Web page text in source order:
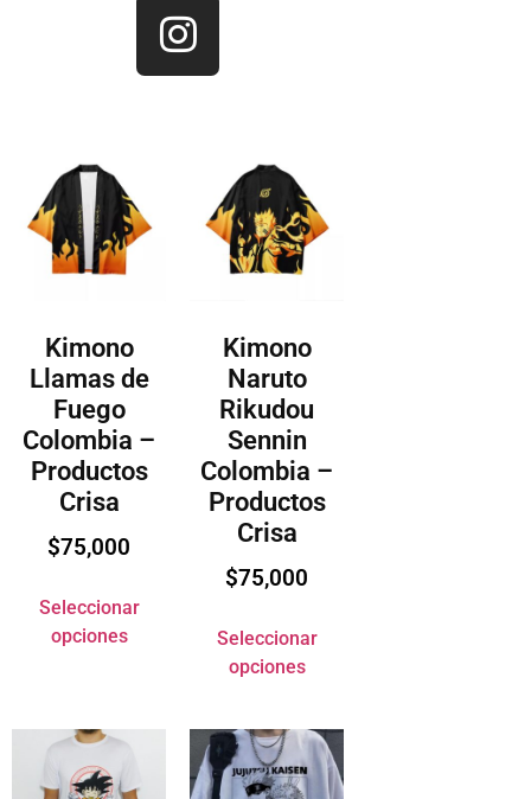
Kimono
Llamas de
Fuego
Colombia –
Productos
Crisa
$75,000
Seleccionar
opciones
Kimono
Naruto
Rikudou
Sennin
Colombia –
Productos
Crisa
$75,000
Seleccionar
opciones